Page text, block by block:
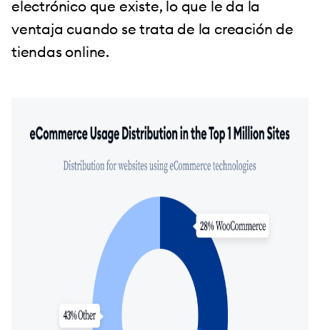
electrónico que existe, lo que le da la
ventaja cuando se trata de la creación de
tiendas online.